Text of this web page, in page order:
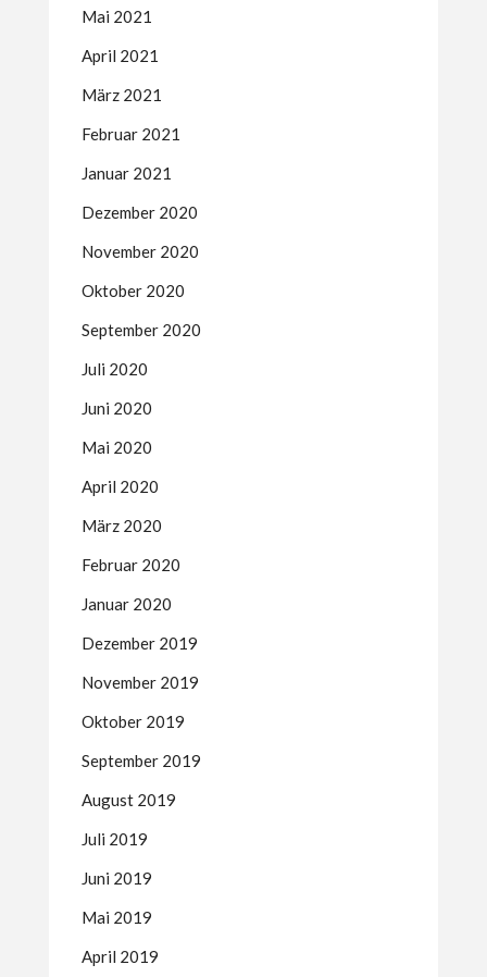
Mai 2021
April 2021
März 2021
Februar 2021
Januar 2021
Dezember 2020
November 2020
Oktober 2020
September 2020
Juli 2020
Juni 2020
Mai 2020
April 2020
März 2020
Februar 2020
Januar 2020
Dezember 2019
November 2019
Oktober 2019
September 2019
August 2019
Juli 2019
Juni 2019
Mai 2019
April 2019